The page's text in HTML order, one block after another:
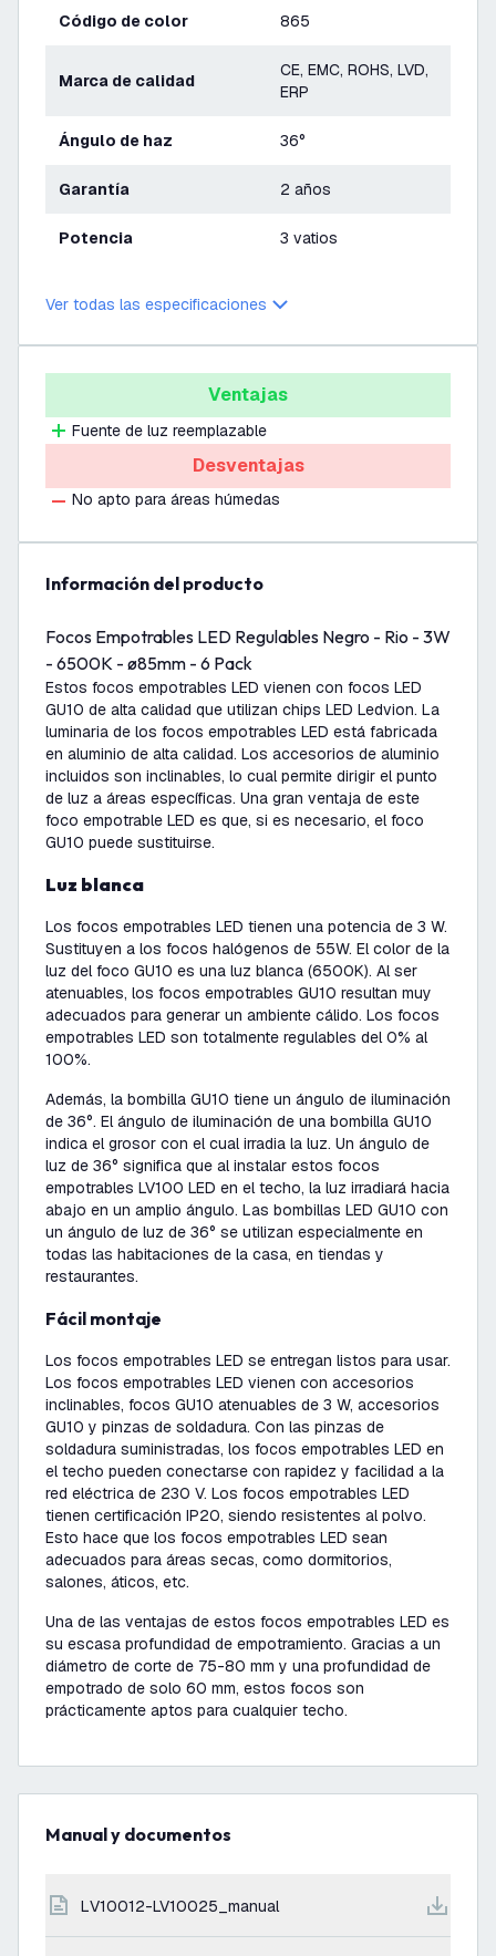
Código de color 865
Marca de calidad
CE, EMC, ROHS, LVD,
ERP
Ángulo de haz 36°
Garantía 2 años
Potencia 3 vatios
Ver todas las especificaciones
Ventajas
Fuente de luz reemplazable
Desventajas
No apto para áreas húmedas
información del producto
Focos Empotrables LED Regulables Negro - Rio - 3W
- 6500K - ø85mm - 6 Pack
Estos focos empotrables LED vienen con focos LED
GU10 de alta calidad que utilizan chips LED Ledvion. La
luminaria de los focos empotrables LED está fabricada
en aluminio de alta calidad. Los accesorios de aluminio
incluidos son inclinables, lo cual permite dirigir el punto
de luz a áreas específicas. Una gran ventaja de este
foco empotrable LED es que, si es necesario, el foco
GU10 puede sustituirse.
Luz blanca
Los focos empotrables LED tienen una potencia de 3 W.
Sustituyen a los focos halógenos de 55W. El color de la
luz del foco GU10 es una luz blanca (6500K). Al ser
atenuables, los focos empotrables GU10 resultan muy
adecuados para generar un ambiente cálido. Los focos
empotrables LED son totalmente regulables del 0% al
100%.
Además, la bombilla GU10 tiene un ángulo de iluminación
de 36°. El ángulo de iluminación de una bombilla GU10
indica el grosor con el cual irradia la luz. Un ángulo de
luz de 36° significa que al instalar estos focos
empotrables LV100 LED en el techo, la luz irradiará hacia
abajo en un amplio ángulo. Las bombillas LED GU10 con
un ángulo de luz de 36° se utilizan especialmente en
todas las habitaciones de la casa, en tiendas y
restaurantes.
Fácil montaje
Los focos empotrables LED se entregan listos para usar.
Los focos empotrables LED vienen con accesorios
inclinables, focos GU10 atenuables de 3 W, accesorios
GU10 y pinzas de soldadura. Con las pinzas de
soldadura suministradas, los focos empotrables LED en
el techo pueden conectarse con rapidez y facilidad a la
red eléctrica de 230 V. Los focos empotrables LED
tienen certificación IP20, siendo resistentes al polvo.
Esto hace que los focos empotrables LED sean
adecuados para áreas secas, como dormitorios,
salones, áticos, etc.
Una de las ventajas de estos focos empotrables LED es
su escasa profundidad de empotramiento. Gracias a un
diámetro de corte de 75-80 mm y una profundidad de
empotrado de solo 60 mm, estos focos son
prácticamente aptos para cualquier techo.
Manual y documentos
LV10012-LV10025_manual